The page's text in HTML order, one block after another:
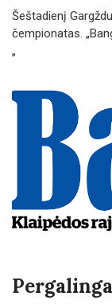
Šeštadienį
čempionatas.
„